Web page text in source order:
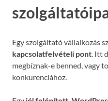
Egy szolgáltató vállalkozás
kapcsolatfelvételi pont. Itt
megbíznak-e benned, vagy
konkurenciához.